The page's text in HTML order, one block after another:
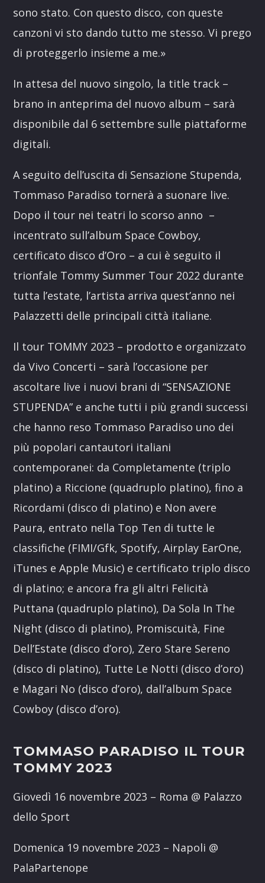
sono stato. Con questo disco, con queste
canzoni vi sto dando tutto me stesso. Vi prego
di proteggerlo insieme a me.»
In attesa del nuovo singolo, la title track –
brano in anteprima del nuovo album – sarà
disponibile dal 6 settembre sulle piattaforme
digitali.
A seguito dell’uscita di Sensazione Stupenda,
Tommaso Paradiso tornerà a suonare live.
Dopo il tour nei teatri lo scorso anno –
incentrato sull’album Space Cowboy,
certificato disco d’Oro – a cui è seguito il
trionfale Tommy Summer Tour 2022 durante
tutta l’estate, l’artista arriva quest’anno nei
Palazzetti delle principali città italiane.
Il tour TOMMY 2023 – prodotto e organizzato
da Vivo Concerti – sarà l’occasione per
ascoltare live i nuovi brani di “SENSAZIONE
STUPENDA” e anche tutti i più grandi successi
che hanno reso Tommaso Paradiso uno dei
più popolari cantautori italiani
contemporanei: da Completamente (triplo
platino) a Riccione (quadruplo platino), fino a
Ricordami (disco di platino) e Non avere
Paura, entrato nella Top Ten di tutte le
classifiche (FIMI/Gfk, Spotify, Airplay EarOne,
iTunes e Apple Music) e certificato triplo disco
di platino; e ancora fra gli altri Felicità
Puttana (quadruplo platino), Da Sola In The
Night (disco di platino), Promiscuità, Fine
Dell’Estate (disco d’oro), Zero Stare Sereno
(disco di platino), Tutte Le Notti (disco d’oro)
e Magari No (disco d’oro), dall’album Space
Cowboy (disco d’oro).
TOMMASO PARADISO IL TOUR
TOMMY 2023
Giovedì 16 novembre 2023 – Roma @ Palazzo
dello Sport
Domenica 19 novembre 2023 – Napoli @
PalaPartenope